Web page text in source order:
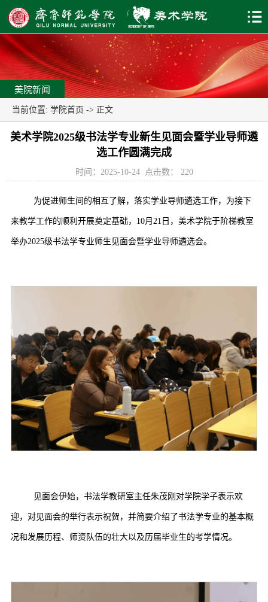
美院新闻
当前位置: 学院首页 -> 正文
美术学院2025级书法学专业新生见面会暨学业导师遴
选工作圆满完成
时间：2025-10-24 点击数： 220
为促进师生间的相互了解，落实学业导师遴选工作，为接下
来教学工作的顺利开展奠定基础，10月21日，美术学院于阶梯教室
举办2025级书法学专业师生见面会暨学业导师遴选会。
见面会伊始，书法学教研室主任朱茂刚对学院学子表示欢
迎，对见面会的举行表示祝贺，并简要介绍了书法学专业的基本概
况和发展历程、师资队伍的壮大以及历届毕业生的考学情况。